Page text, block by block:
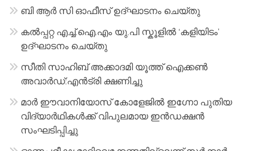
a
e
ബി ആർ സി ഓഫീസ് ഉദ്ഘാടനം ചെയ്തു
കൽപ്പറ്റ എച്ച്.ഐ.എം യു.പി സ്കൂ‌ളിൽ ‘കളിയിടം’
ഉദ്ഘാടനം ചെയ്തു
സീതി സാഹിബ് അക്കാദമി യൂത്ത് ഐക്കൺ
അവാർഡ്:എൻട്രി ക്ഷണിച്ചു
മാർ ഈവാനിയോസ് കോളേജിൽ ഇഗ്നോ പുതിയ
വിദ്യാർഥികൾക്ക് വിപുലമായ ഇൻഡക്ഷൻ
സംഘടിപ്പിച്ചു